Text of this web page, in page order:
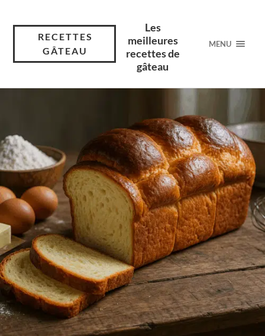
RECETTES
GÂTEAU
Les
meilleures
recettes de
gâteau
MENU